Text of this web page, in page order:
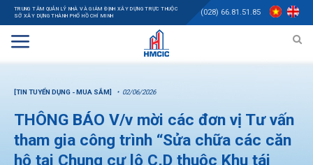
TRUNG TÂM QUẢN LÝ NHÀ VÀ GIÁM ĐỊNH XÂY DỰNG TRỰC THUỘC
SỞ XÂY DỰNG THÀNH PHỐ HỒ CHÍ MINH
(028) 66.81.51.85
[TIN TUYỂN DỤNG - MUA SẮM] 02/06/2026
THÔNG BÁO V/v mời các đơn vị Tư vấn
tham gia công trình “Sửa chữa các căn
hộ tại Chung cư lô C,D thuộc Khu tái